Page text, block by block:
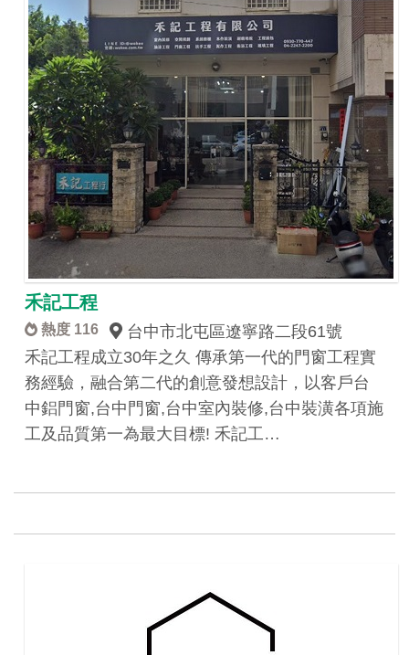
禾記工程
熱度 116
台中市北屯區遼寧路二段61號
禾記工程成立30年之久 傳承第一代的門窗工程實
務經驗，融合第二代的創意發想設計，以客戶台
中鋁門窗,台中門窗,台中室內裝修,台中裝潢各項施
工及品質第一為最大目標! 禾記工…